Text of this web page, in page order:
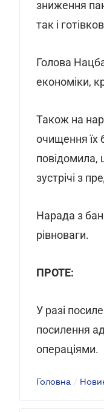
зниження
так і
Голова
економіки,
Також на
очищення їх
повідомила,
зустрічі з
Нарада з
рівноваги.
ПРОТЕ:
У разі
посилення
операціями.
Головна /